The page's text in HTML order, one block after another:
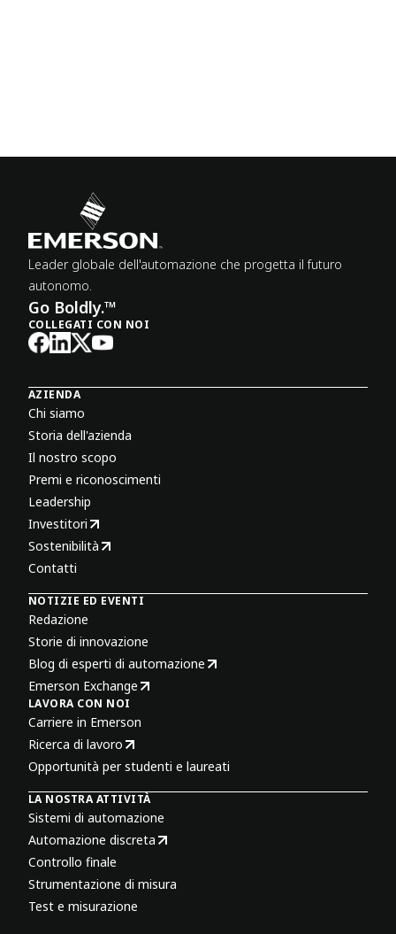
Leader globale dell'automazione che progetta il futuro
autonomo.
Go Boldly.™
COLLEGATI CON NOI
AZIENDA
Chi siamo
Storia dell'azienda
Il nostro scopo
Premi e riconoscimenti
Leadership
Investitori
Sostenibilità
Contatti
NOTIZIE ED EVENTI
Redazione
Storie di innovazione
Blog di esperti di automazione
Emerson Exchange
LAVORA CON NOI
Carriere in Emerson
Ricerca di lavoro
Opportunità per studenti e laureati
LA NOSTRA ATTIVITÀ
Sistemi di automazione
Automazione discreta
Controllo finale
Strumentazione di misura
Test e misurazione